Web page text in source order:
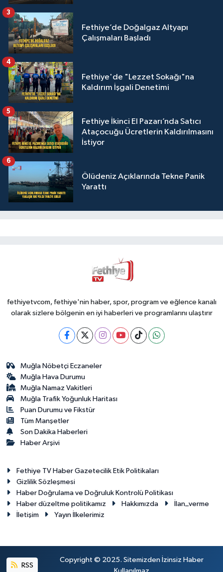
Fethiye’de Doğalgaz Altyapı
Çalışmaları Başladı
3
Fethiye'de "Lezzet Sokağı"na
Kaldırım İşgali Denetimi
4
Fethiye İkinci El Pazarı’nda Satıcı
Ataçocuğu Ücretlerin Kaldırılmasını
İstiyor
5
Ölüdeniz Açıklarında Tekne Panik
Yarattı
6
fethiyetvcom, fethiye'nin haber, spor, program ve eğlence kanalı
olarak sizlere bölgenin en iyi haberleri ve programlarını ulaştırır
Muğla Nöbetçi Eczaneler
Muğla Hava Durumu
Muğla Namaz Vakitleri
Muğla Trafik Yoğunluk Haritası
Puan Durumu ve Fikstür
Tüm Manşetler
Son Dakika Haberleri
Haber Arşivi
Fethiye TV Haber Gazetecilik Etik Politikaları
Gizlilik Sözleşmesi
Haber Doğrulama ve Doğruluk Kontrolü Politikası
Haber düzeltme politikamız
Hakkımızda
İlan_verme
İletişim
Yayın İlkelerimiz
RSS
Copyright © 2025. Sitemizden İzinsiz Haber